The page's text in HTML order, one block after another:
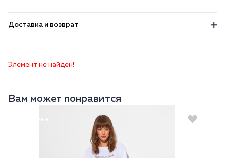
Доставка и возврат
Элемент не найден!
Вам может понравится